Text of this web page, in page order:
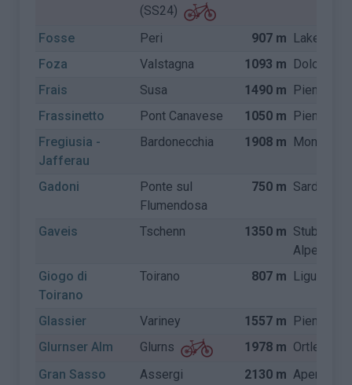
(SS24)
Fosse Peri 907 m Lake
Foza
Valstagna 1093 m
Frais
Susa 1490 m Piemonte
Frassinetto
Pont Canavese 1050 m Piemonte
Fregiusia -
Jafferau
Bardonecchia 1908 m Mont
Gadoni
Ponte sul
Flumendosa
750 m Sardinië
Gaveis Tschenn 1350 m Stubaier
Alpen
Giogo di
Toirano
Toirano 807 m Ligurië
Glassier Variney 1557 m Piemonte
Glurnser Alm
Glurns 1978 m Ortler
Gran Sasso
Assergi 2130 m